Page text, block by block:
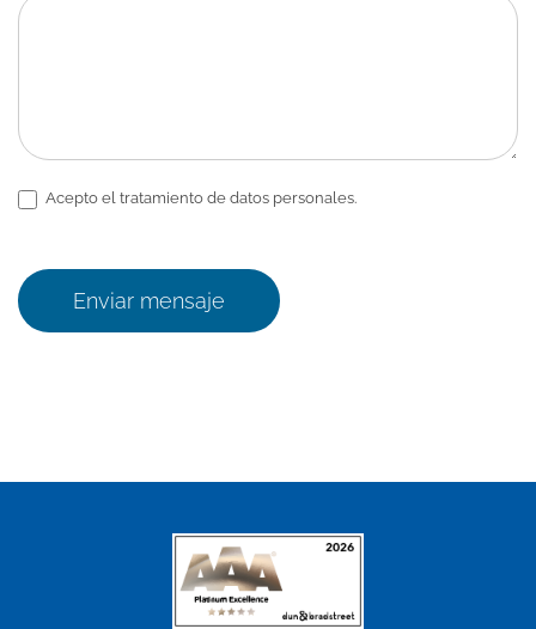
Acepto el tratamiento de datos personales.
Enviar mensaje